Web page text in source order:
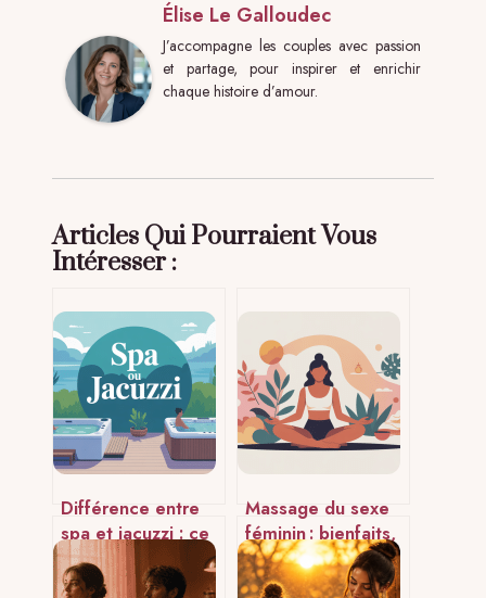
Élise Le Galloudec
J’accompagne les couples avec passion
et partage, pour inspirer et enrichir
chaque histoire d’amour.
Articles Qui Pourraient Vous
Intéresser :
Différence entre
spa et jacuzzi : ce
qu’il faut vraiment
savoir
Massage du sexe
féminin : bienfaits,
techniques et
cadre respectueux